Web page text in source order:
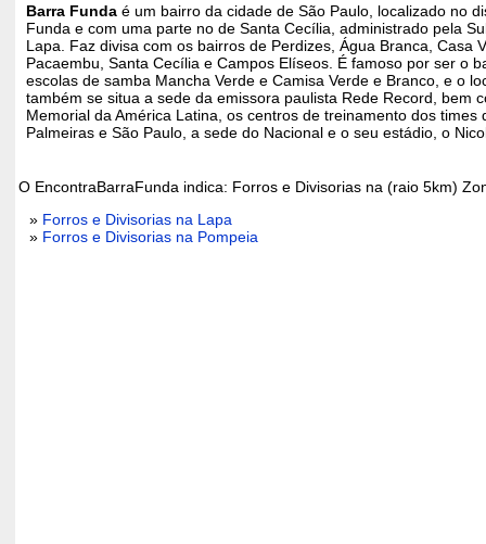
Barra Funda é um bairro da cidade de São Paulo, localizado no
Funda e com uma parte no de Santa Cecília, administrado pela
Lapa. Faz divisa com os bairros de Perdizes, Água Branca, Casa
Pacaembu, Santa Cecília e Campos Elíseos. É famoso por ser o
escolas de samba Mancha Verde e Camisa Verde e Branco, e o
também se situa a sede da emissora paulista Rede Record, bem
Memorial da América Latina, os centros de treinamento dos times
Palmeiras e São Paulo, a sede do Nacional e o seu estádio, o
O EncontraBarraFunda indica: Forros e Divisorias na (raio 5km)
» Forros e Divisorias na Lapa
» Forros e Divisorias na Pompeia